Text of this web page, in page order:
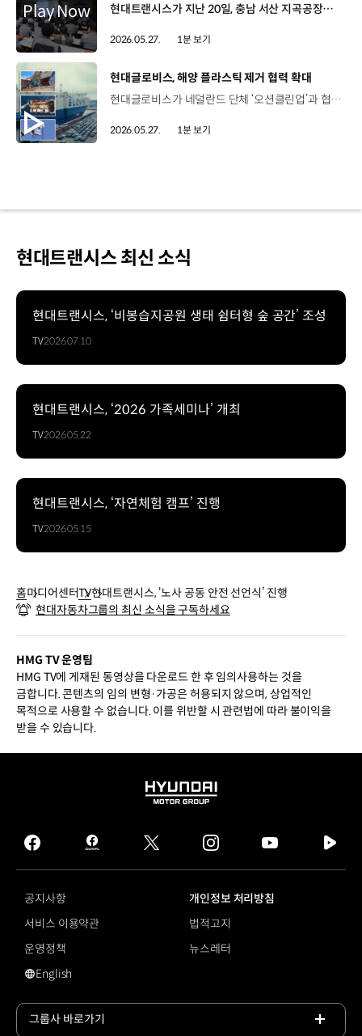
현대트랜시스가 지난 20일, 충남 서산 지곡공장에서 ‘노사 공동 안전 선언식’을 개최했습니다. 백철승 대표이사를 비롯해 조윤덕 최고안전책임자 등 노사 임직원 70여 명이 참석한 이번 선언식은, 새롭게 변화하는 노동환경과 정책 속에서 노사가 안전을 위한 협력을 강화하고, 임직원의 안전 의식을 제고하기 위해 마련됐습니다. 노사 대표는 이날, 안전을 경영의 최우선 가치로 삼아 안전·보건 문화 정착에 책임을 다하겠다는 내용의 공동 선언문을 낭독하고, 사내 공모를 통해 선정된 안전 브랜드 마스코트와 슬로건 ‘제로백(Zero Accident, 100% Safety)’도 공개했습니다. 현대트랜시스는 앞으로도 현장의 의견을 반영한 안전 개선 활동을 지속적으로 추진할 계획입니다.
2026.05.27. 1분 보기
[동영상]
현대글로비스, 해양 플라스틱 제거 협력 확대
현대글로비스가 네덜란드 단체 ‘오션클린업’과 협력 파트너십을 연장하고, 해양 플라스틱 쓰레기 제거 활동 지원을 확대합니다. 오션클린업은 강에서 바다로 유입되는 해양 플라스틱 제거 활동 등을 펼치는 글로벌 비영리 단체인데요. 현대글로비스는 2023년 첫 파트너십 이후, 자동차운반선 10척에 ‘ADIS’ 시스템이 적용된 카메라 20대를 설치해 해양 플라스틱 밀집 지역의 위치와 규모 등을 수집해 오션클린업에 제공해 왔습니다. 이를 통해 지난 2023년부터 올해 3월까지, 총 5만 톤 이상의 플라스틱 쓰레기를 수거했는데요. 현대글로비스는 오는 2030년까지 협력을 이어가며, 글로벌 해상 네트워크를 기반으로 한 지속가능한 해양 환경 조성에 기여할 예정입니다.
2026.05.27. 1분 보기
현대트랜시스 최신 소식
현대트랜시스, ‘비봉습지공원 생태 쉼터형 숲 공간’ 조성
TV2026.07.10
현대트랜시스, ‘2026 가족세미나’ 개최
TV2026.05.22
현대트랜시스, ‘자연체험 캠프’ 진행
TV2026.05.15
홈미디어센터TV현대트랜시스, ‘노사 공동 안전 선언식’ 진행
현대자동차그룹의 최신 소식을 구독하세요
HMG TV 운영팀
HMG TV에 게재된 동영상을 다운로드 한 후 임의사용하는 것을
금합니다. 콘텐츠의 임의 변형·가공은 허용되지 않으며, 상업적인
목적으로 사용할 수 없습니다. 이를 위반할 시 관련법에 따라 불이익을
받을 수 있습니다.
HYUNDAI
GROUP
facebook
hmg
journal
twitter instagram
tv
공지사항
개인정보 처리방침
서비스 이용약관
법적고지
운영정책
뉴스레터
영문 사이트로 이동
English
그룹사 바로가기